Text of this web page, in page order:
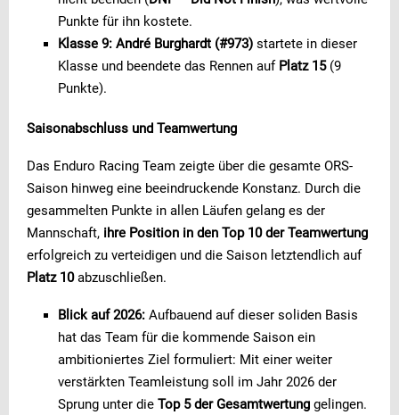
Punkte für ihn kostete.
Klasse 9: André Burghardt (#973) startete in dieser
Klasse und beendete das Rennen auf Platz 15(9
Punkte).
Saisonabschluss und Teamwertung
Das Enduro Racing Team zeigte über die gesamte ORS-
Saison hinweg eine beeindruckende Konstanz. Durch die
gesammelten Punkte in allen Läufen gelang es der
Mannschaft, ihre Position in den Top 10 der Teamwertung
erfolgreich zu verteidigen und die Saison letztendlich auf
Platz 10abzuschließen.
Blick auf 2026: Aufbauend auf dieser soliden Basis
hat das Team für die kommende Saison ein
ambitioniertes Ziel formuliert: Mit einer weiter
verstärkten Teamleistung soll im Jahr 2026 der
Sprung unter die Top 5 der Gesamtwertung gelingen.